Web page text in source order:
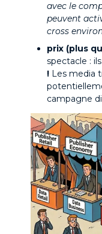
avec le
peuvent
cross
prix (plus
spectacle :
! Les media
campagne